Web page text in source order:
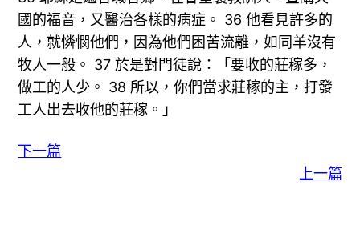
國的福音，又醫治各樣的病症。 36 他看見許多的
人，就憐憫他們，因為他們困苦流離，如同羊沒有
牧人一般。 37 於是對門徒說：「要收的莊稼多，
做工的人少。 38 所以，你們當求莊稼的主，打發
工人出去收他的莊稼。」
下一篇
上一篇